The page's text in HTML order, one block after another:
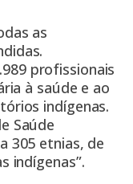
as
profissionais
à saúde e ao
indígenas.
Saúde
305 etnias, de
indígenas”.